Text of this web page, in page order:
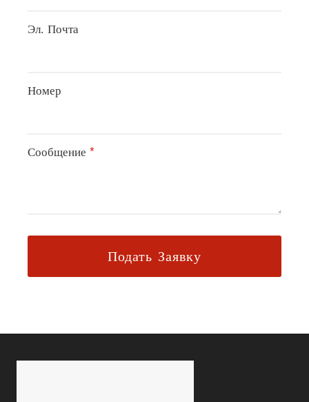
Эл. Почта
Номер
Сообщение *
Подать Заявку